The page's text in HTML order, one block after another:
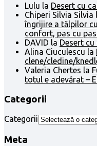
Lulu la Desert cu
Chiperi Silvia Silvia
îngrijire a tălpilor
confort, pas cu
DAVID la Desert
Alina Ciuculescu la
clene/cledine/
Valeria Chertes la
totul e adevărat –
Categorii
Categorii
Meta